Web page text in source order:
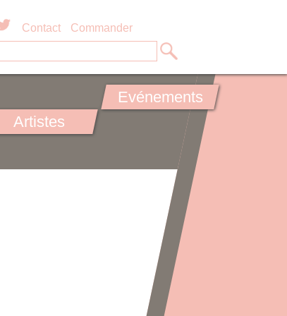
Contact Commander
Artistes
Evénements